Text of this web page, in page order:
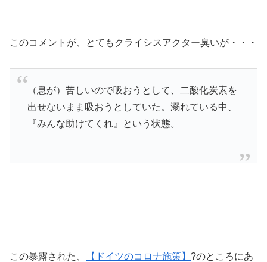
このコメントが、とてもクライシスアクター臭いが・・・
（息が）苦しいので吸おうとして、二酸化炭素を
出せないまま吸おうとしていた。溺れている中、
『みんな助けてくれ』という状態。
この暴露された、 【ドイツのコロナ施策】 ?のところにあ